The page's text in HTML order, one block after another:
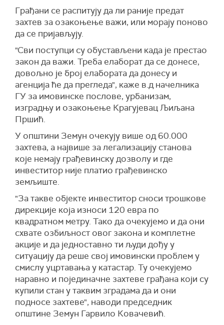
Грађани се распитују да ли раније предат
захтев за озакоњење важи, или морају поново
да се пријављују.
"Сви поступци су обустављени када је престао
закон да важи. Треба елаборат да се донесе,
довољно је број елабората да донесу и
агенција ће да прегледа", каже в.д начелника
ГУ за имовинске послове, урбанизам,
изградњу и озакоњење Крагујевац Љиљана
Пршић.
У општини Земун очекују више од 60.000
захтева, а највише за легализацију станова
које немају грађевинску дозволу и где
инвеститор није платио грађевинско
земљиште.
"За такве објекте инвеститор сноси трошкове
дирекције која износи 120 евра по
квадратном метру. Тако да очекујемо и да они
схвате озбиљност овог закона и комплетне
акције и да једноставно ти људи дођу у
ситуацију да реше свој имовински проблем у
смислу уцртавања у катастар. Ту очекујемо
наравно и појединачне захтеве грађана који су
купили стан у таквим зградама да и они
подносе захтеве", наводи председник
општине Земун Гарвило Ковачевић.